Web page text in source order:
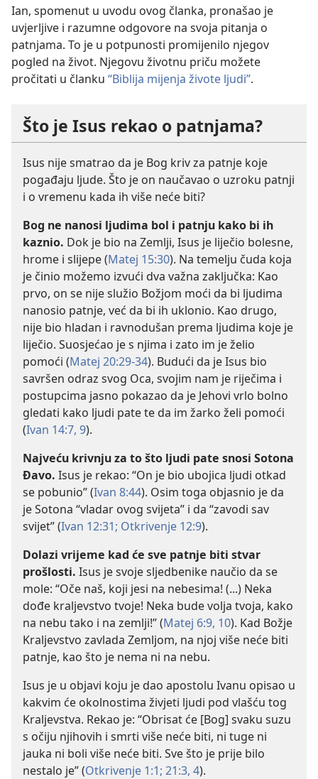
Ian, spomenut u uvodu ovog članka, pronašao je
uvjerljive i razumne odgovore na svoja pitanja o
patnjama. To je u potpunosti promijenilo njegov
pogled na život. Njegovu životnu priču možete
pročitati u članku “Biblija mijenja živote ljudi”.
Što je Isus rekao o patnjama?
Isus nije smatrao da je Bog kriv za patnje koje
pogađaju ljude. Što je on naučavao o uzroku patnji
i o vremenu kada ih više neće biti?
Bog ne nanosi ljudima bol i patnju kako bi ih
kaznio. Dok je bio na Zemlji, Isus je liječio bolesne,
hrome i slijepe (Matej 15:30). Na temelju čuda koja
je činio možemo izvući dva važna zaključka: Kao
prvo, on se nije služio Božjom moći da bi ljudima
nanosio patnje, već da bi ih uklonio. Kao drugo,
nije bio hladan i ravnodušan prema ljudima koje je
liječio. Suosjećao je s njima i zato im je želio
pomoći (Matej 20:29-34). Budući da je Isus bio
savršen odraz svog Oca, svojim nam je riječima i
postupcima jasno pokazao da je Jehovi vrlo bolno
gledati kako ljudi pate te da im žarko želi pomoći
(Ivan 14:7, 9).
Najveću krivnju za to što ljudi pate snosi Sotona
Đavo. Isus je rekao: “On je bio ubojica ljudi otkad
se pobunio” (Ivan 8:44). Osim toga objasnio je da
je Sotona “vladar ovog svijeta” i da “zavodi sav
svijet” (Ivan 12:31; Otkrivenje 12:9).
Dolazi vrijeme kad će sve patnje biti stvar
prošlosti. Isus je svoje sljedbenike naučio da se
mole: “Oče naš, koji jesi na nebesima! (...) Neka
dođe kraljevstvo tvoje! Neka bude volja tvoja, kako
na nebu tako i na zemlji!” (Matej 6:9, 10). Kad Božje
Kraljevstvo zavlada Zemljom, na njoj više neće biti
patnje, kao što je nema ni na nebu.
Isus je u objavi koju je dao apostolu Ivanu opisao u
kakvim će okolnostima živjeti ljudi pod vlašću tog
Kraljevstva. Rekao je: “Obrisat će [Bog] svaku suzu
s očiju njihovih i smrti više neće biti, ni tuge ni
jauka ni boli više neće biti. Sve što je prije bilo
nestalo je” (Otkrivenje 1:1; 21:3, 4).